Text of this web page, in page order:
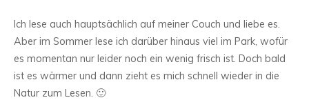
Ich lese auch hauptsächlich auf meiner Couch und liebe es.
Aber im Sommer lese ich darüber hinaus viel im Park, wofür
es momentan nur leider noch ein wenig frisch ist. Doch bald
ist es wärmer und dann zieht es mich schnell wieder in die
Natur zum Lesen. 🙂